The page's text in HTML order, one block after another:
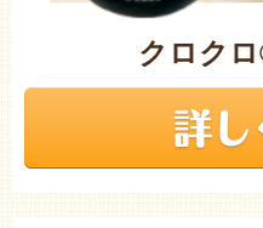
クロク